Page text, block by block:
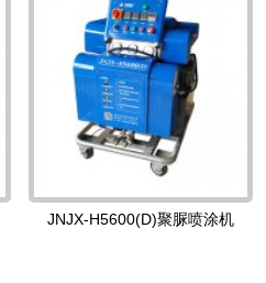
JNJX-H5600(D)聚脲喷涂机